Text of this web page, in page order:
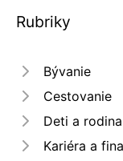
Rubriky
Bývanie
Cestovanie
Deti a rodina
Kariéra a